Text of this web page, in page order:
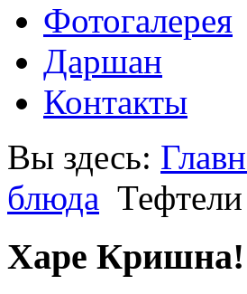
Фотогалерея
Даршан
Контакты
Вы здесь:
блюда
Харе Кришна!